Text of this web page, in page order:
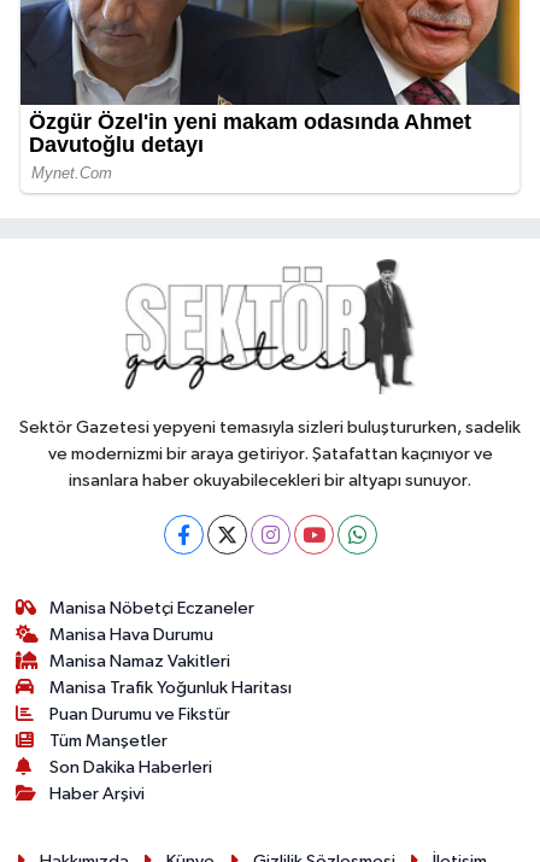
Sektör Gazetesi yepyeni temasıyla sizleri buluştururken, sadelik
ve modernizmi bir araya getiriyor. Şatafattan kaçınıyor ve
insanlara haber okuyabilecekleri bir altyapı sunuyor.
Manisa Nöbetçi Eczaneler
Manisa Hava Durumu
Manisa Namaz Vakitleri
Manisa Trafik Yoğunluk Haritası
Puan Durumu ve Fikstür
Tüm Manşetler
Son Dakika Haberleri
Haber Arşivi